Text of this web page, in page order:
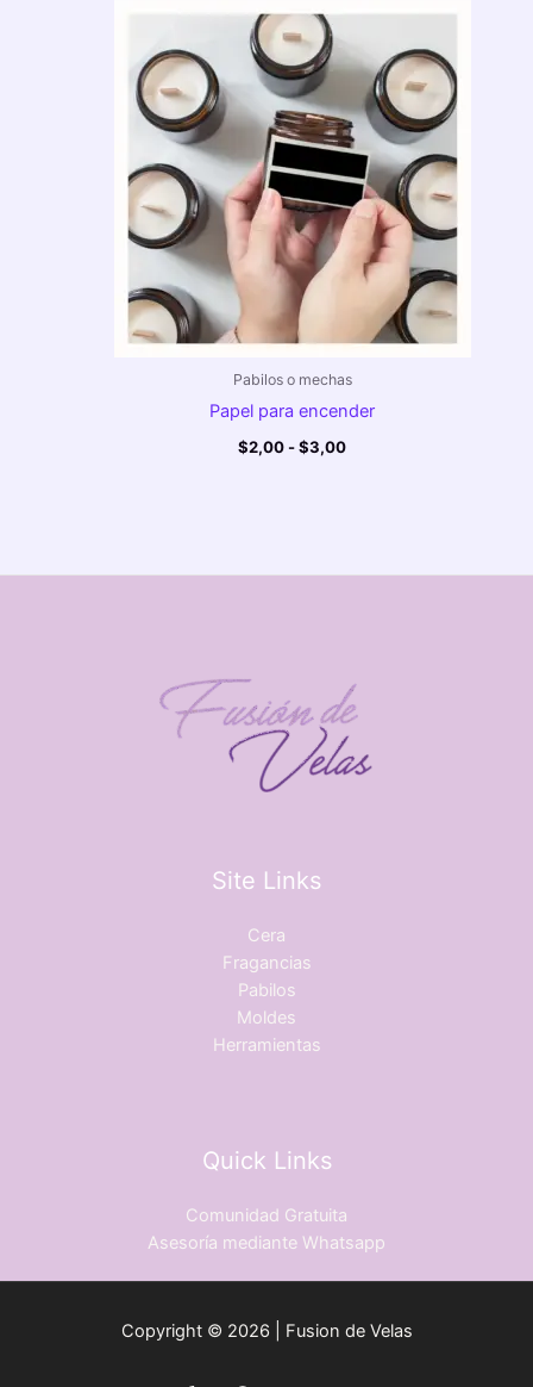
Pabilos o mechas
Papel para encender
$2,00 - $3,00
precios:
desde
$2,00
hasta
$3,00
Site Links
Cera
Fragancias
Pabilos
Moldes
Herramientas
Quick Links
Comunidad Gratuita
Asesoría mediante Whatsapp
Copyright © 2026 | Fusion de Velas